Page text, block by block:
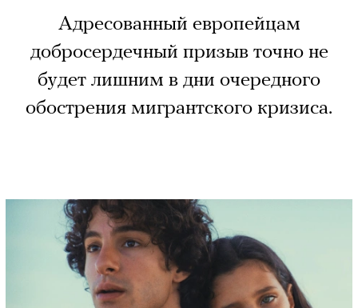
Адресованный европейцам
добросердечный призыв точно не
будет лишним в дни очередного
обострения мигрантского кризиса.